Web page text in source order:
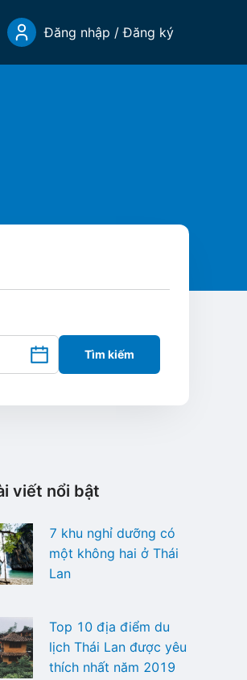
Đăng nhập / Đăng ký
Tìm kiếm
viết nổi bật
7 khu nghỉ dưỡng có
một không hai ở Thái
Lan
Top 10 địa điểm du
lịch Thái Lan được yêu
thích nhất năm 2019